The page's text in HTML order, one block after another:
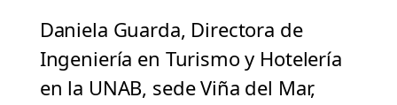
Daniela Guarda, Directora de
Ingeniería en Turismo y Hotelería
en la UNAB, sede Viña del Mar,